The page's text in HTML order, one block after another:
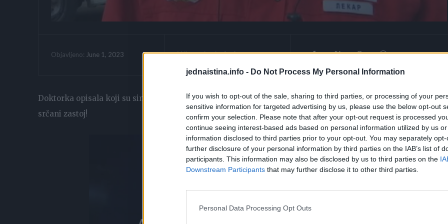
jednaistina.info - Do Not Process My Personal Information
If you wish to opt-out of the sale, sharing to third parties, or processing of your
sensitive information for targeted advertising by us, please use the below opt-out
confirm your selection. Please note that after your opt-out request is processed
continue seeing interest-based ads based on personal information utilized by us
information disclosed to third parties prior to your opt-out. You may separately
further disclosure of your personal information by third parties on the IAB’s list of
participants. This information may also be disclosed by us to third parties on the
Downstream Participants that may further disclose it to other third parties.
Personal Data Processing Opt Outs
Objavljeno: June 1, 2023 Vrijeme citanja:1min.
Doktorka opisala koji su simptomi metaboličkog sindroma, i objasnila šta su signali da vam prijeti naprasni
srčani zastoj!